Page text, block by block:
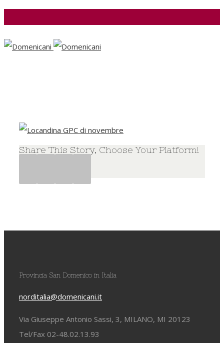
Share This Story, Choose Your Platform!
Provincia San Domenico in Italia
norditalia@domenicani.it
Via Giuseppe Antonio Sassi, 3, MILANO, MI 20123
Tel/Fax 02-48.02.13.93